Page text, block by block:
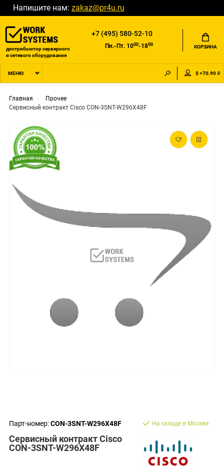
Напишите нам: zakaz@pr4u.ru
дистрибьютор серверного
и сетевого оборудования
+7 (495) 580-52-10
Пн.-Пт. 1000-1800 КОРЗИНА
МЕНЮ $ =70.90 ₽
Главная
Прочее
Сервисный контракт Cisco CON-3SNT-W296X48F
Парт-номер:CON-3SNT-W296X48F
Сервисный контракт Cisco
CON-3SNT-W296X48F
На складе в Москве